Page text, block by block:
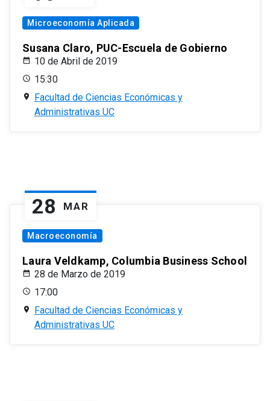
Microeconomía Aplicada
Susana Claro, PUC-Escuela de Gobierno
10 de Abril de 2019
15:30
Facultad de Ciencias Económicas y
Administrativas UC
28 MAR
Macroeconomía
Laura Veldkamp, Columbia Business School
28 de Marzo de 2019
17:00
Facultad de Ciencias Económicas y
Administrativas UC